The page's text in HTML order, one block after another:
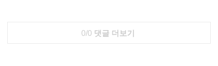
0/0 댓글 더보기